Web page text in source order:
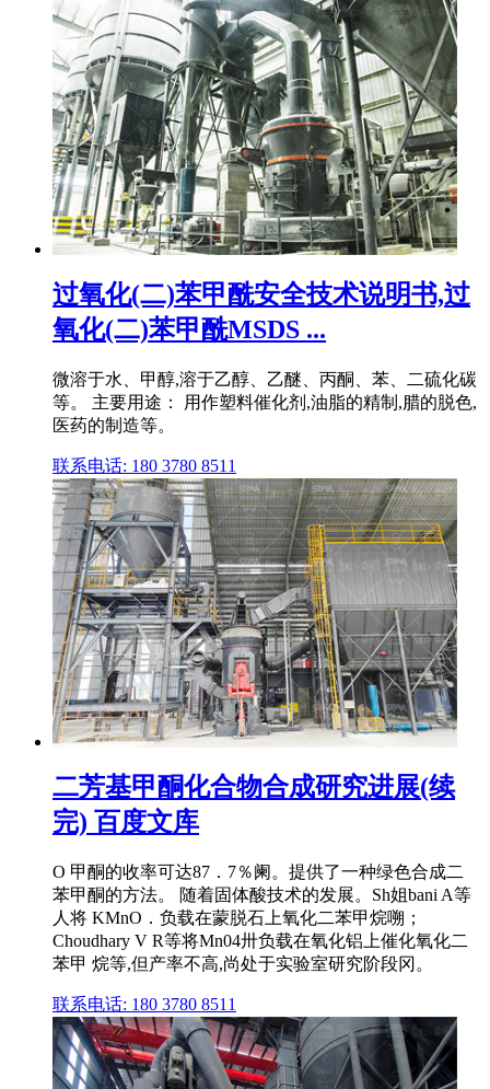
过氧化(二)苯甲酰安全技术说明书,过
氧化(二)苯甲酰MSDS ...
微溶于水、甲醇,溶于乙醇、乙醚、丙酮、苯、二硫化碳
等。 主要用途： 用作塑料催化剂,油脂的精制,腊的脱色,
医药的制造等。
联系电话: 180 3780 8511
二芳基甲酮化合物合成研究进展(续
完) 百度文库
O 甲酮的收率可达87．7％阑。提供了一种绿色合成二
苯甲酮的方法。 随着固体酸技术的发展。Sh姐bani A等
人将 KMnO．负载在蒙脱石上氧化二苯甲烷嗍；
Choudhary V R等将Mn04卅负载在氧化铝上催化氧化二
苯甲 烷等,但产率不高,尚处于实验室研究阶段冈。
联系电话: 180 3780 8511